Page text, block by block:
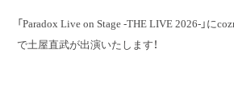
「Paradox Live on Stage -THE LIVE 2026-」に
で土屋直武が出演いたします！